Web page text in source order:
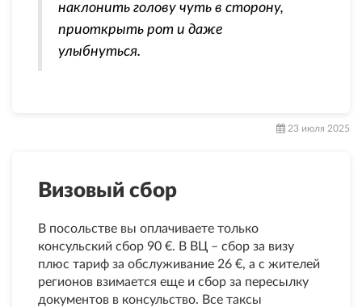
наклонить голову чуть в сторону,
приоткрыть рот и даже
улыбнуться.
23 июля 2025
Визовый сбор
В посольстве вы оплачиваете только
консульский сбор 90 €. В ВЦ – сбор за визу
плюс тариф за обслуживание 26 €, а с жителей
регионов взимается еще и сбор за пересылку
документов в консульство. Все таксы